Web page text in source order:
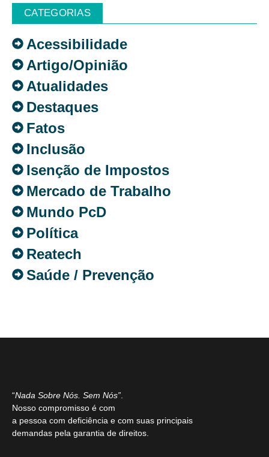
CATEGORIAS
Acessibilidade
Artigo/Opinião
Atualidades
Destaques
Fatos
Inclusão
Isenção de Impostos
Mercado de Trabalho
Mundo PcD
Política
Reatech
Saúde / Prevenção
“Nada Sobre Nós. Sem Nós”
Nosso compromisso é com
a pessoa com deficiência e com suas principais
demandas pela garantia de direitos.